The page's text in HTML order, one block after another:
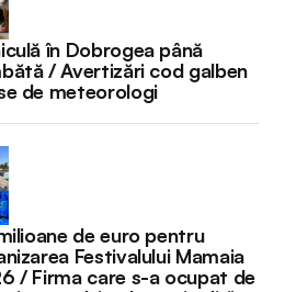
în Dobrogea până
/ Avertizări cod galben
de meteorologi
de euro pentru
Festivalului Mamaia
/ Firma care s-a ocupat de